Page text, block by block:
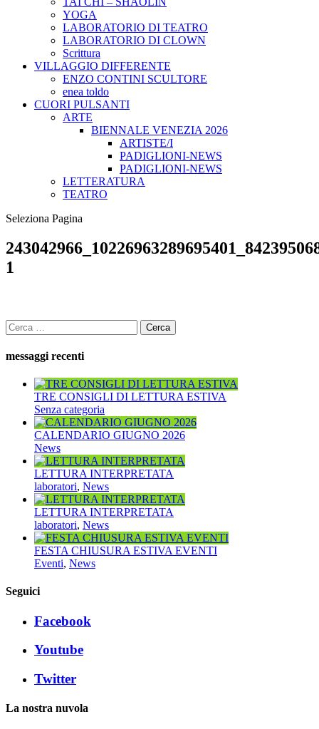
YOGA
LABORATORIO DI TEATRO
LABORATORIO DI CLOWN
Scrittura
VILLAGGIO DIFFERENTE
ENZO CONTINI SCULTORE
enea toldo
CUORI PULSANTI
ARTE
BIENNALE VENEZIA 2026
ARTISTE/I
PADIGLIONI-NEWS
PADIGLIONI-NEWS
LETTERATURA
TEATRO
Seleziona Pagina
1
Ricerca
per:
messaggi recenti
TRE CONSIGLI DI LETTURA ESTIVA
Senza categoria
CALENDARIO GIUGNO 2026
News
LETTURA INTERPRETATA
laboratori, News
LETTURA INTERPRETATA
laboratori, News
FESTA CHIUSURA ESTIVA EVENTI
Eventi, News
Seguici
Facebook
Youtube
Twitter
La nostra nuvola